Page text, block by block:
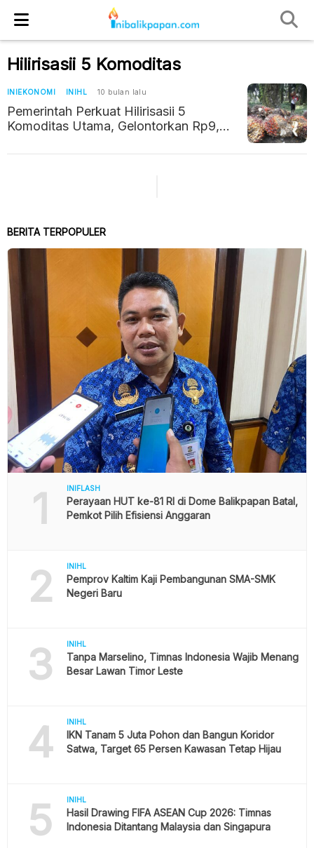
Hilirisasii 5 Komoditas
INIEKONOMI INIHL 10 bulan lalu
Pemerintah Perkuat Hilirisasii 5
Komoditas Utama, Gelontorkan Rp9,95
BERITA TERPOPULER
1 INIFLASH
Perayaan HUT ke-81 RI di Dome Balikpapan Batal,
Pemkot Pilih Efisiensi Anggaran
2 INIHL
Pemprov Kaltim Kaji Pembangunan SMA-SMK
Negeri Baru
3 INIHL
Tanpa Marselino, Timnas Indonesia Wajib Menang
Besar Lawan Timor Leste
4 INIHL
IKN Tanam 5 Juta Pohon dan Bangun Koridor
Satwa, Target 65 Persen Kawasan Tetap Hijau
5 INIHL
Hasil Drawing FIFA ASEAN Cup 2026: Timnas
Indonesia Ditantang Malaysia dan Singapura